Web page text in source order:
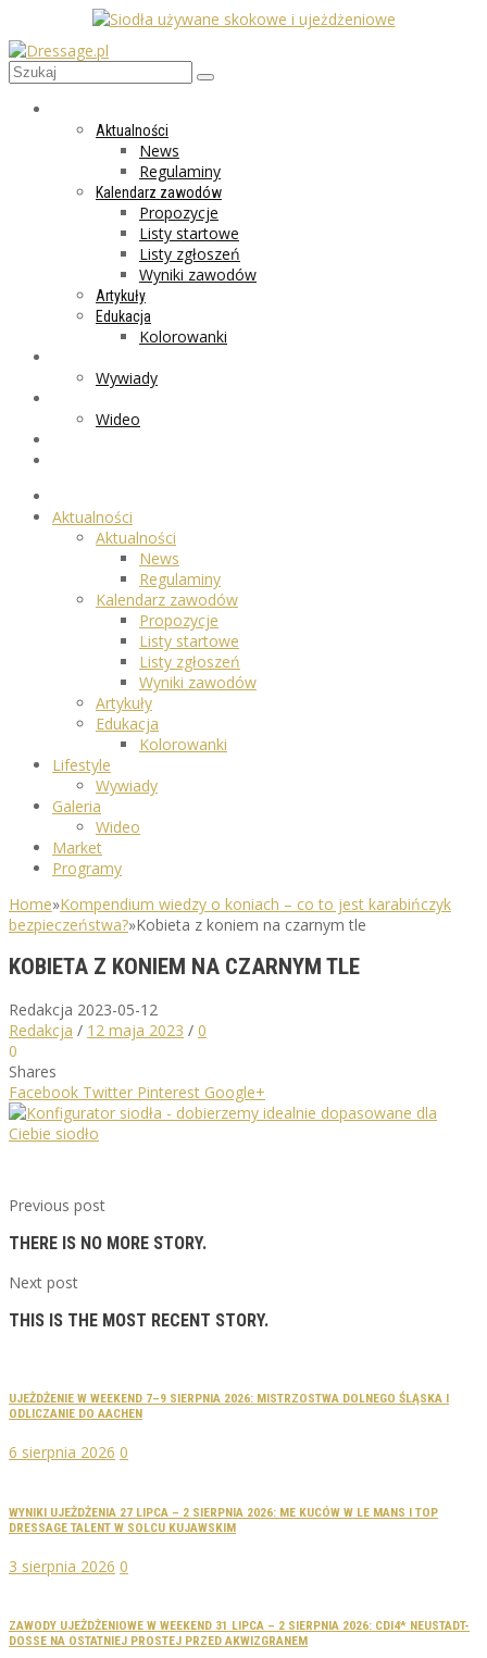
Aktualności
News
Regulaminy
Kalendarz zawodów
Propozycje
Listy startowe
Listy zgłoszeń
Wyniki zawodów
Artykuły
Edukacja
Kolorowanki
Wywiady
Wideo
Aktualności
Aktualności
News
Regulaminy
Kalendarz zawodów
Propozycje
Listy startowe
Listy zgłoszeń
Wyniki zawodów
Artykuły
Edukacja
Kolorowanki
Lifestyle
Wywiady
Galeria
Wideo
Market
Programy
Home»Kompendium wiedzy o koniach – co to jest karabińczyk
bezpieczeństwa?»Kobieta z koniem na czarnym tle
KOBIETA Z KONIEM NA CZARNYM TLE
Redakcja 2023-05-12
Redakcja / 12 maja 2023 / 0
0
Shares
Facebook Twitter Pinterest Google+
Previous post
THERE IS NO MORE STORY.
Next post
THIS IS THE MOST RECENT STORY.
UJEŻDŻENIE W WEEKEND 7–9 SIERPNIA 2026: MISTRZOSTWA DOLNEGO ŚLĄSKA I
ODLICZANIE DO AACHEN
6 sierpnia 2026 0
WYNIKI UJEŻDŻENIA 27 LIPCA – 2 SIERPNIA 2026: ME KUCÓW W LE MANS I TOP
DRESSAGE TALENT W SOLCU KUJAWSKIM
3 sierpnia 2026 0
ZAWODY UJEŻDŻENIOWE W WEEKEND 31 LIPCA – 2 SIERPNIA 2026: CDI4* NEUSTADT-
DOSSE NA OSTATNIEJ PROSTEJ PRZED AKWIZGRANEM